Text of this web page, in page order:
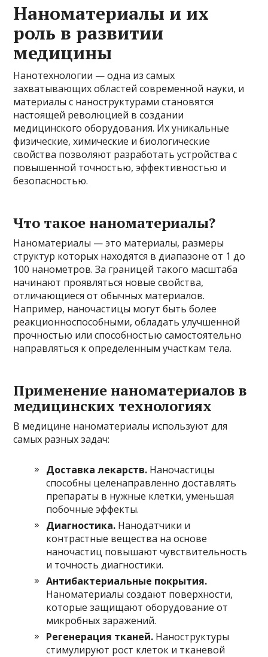
Наноматериалы и их
роль в развитии
медицины
Нанотехнологии — одна из самых
захватывающих областей современной науки, и
материалы с наноструктурами становятся
настоящей революцией в создании
медицинского оборудования. Их уникальные
физические, химические и биологические
свойства позволяют разработать устройства с
повышенной точностью, эффективностью и
безопасностью.
Что такое наноматериалы?
Наноматериалы — это материалы, размеры
структур которых находятся в диапазоне от 1 до
100 нанометров. За границей такого масштаба
начинают проявляться новые свойства,
отличающиеся от обычных материалов.
Например, наночастицы могут быть более
реакционноспособными, обладать улучшенной
прочностью или способностью самостоятельно
направляться к определенным участкам тела.
Применение наноматериалов в
медицинских технологиях
В медицине наноматериалы используют для
самых разных задач:
Доставка лекарств. Наночастицы
способны целенаправленно доставлять
препараты в нужные клетки, уменьшая
побочные эффекты.
Диагностика. Нанодатчики и
контрастные вещества на основе
наночастиц повышают чувствительность
и точность диагностики.
Антибактериальные покрытия.
Наноматериалы создают поверхности,
которые защищают оборудование от
микробных заражений.
Регенерация тканей. Наноструктуры
стимулируют рост клеток и тканевой